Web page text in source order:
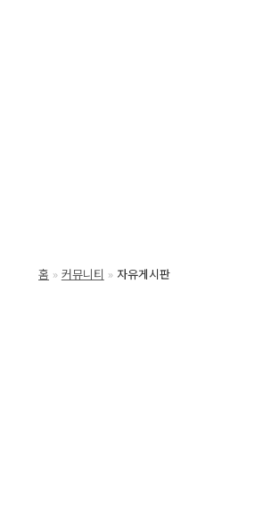
홈 커뮤니티 자유게시판